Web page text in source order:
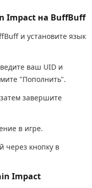
Impact на BuffBuff
и установите язык
ваш UID и
"Пополнить".
завершите
в игре.
через кнопку в
Impact